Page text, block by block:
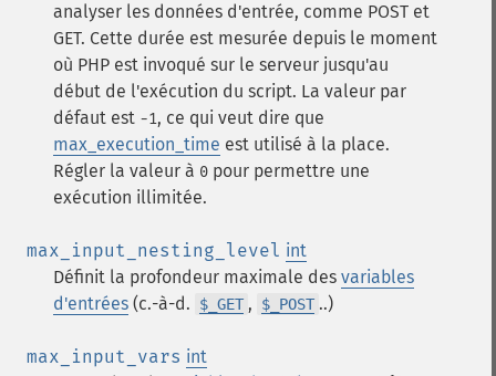
analyser les données d'entrée, comme POST et
GET. Cette durée est mesurée depuis le moment
où PHP est invoqué sur le serveur jusqu'au
début de l'exécution du script. La valeur par
défaut est -1, ce qui veut dire que
max_execution_time est utilisé à la place.
Régler la valeur à 0 pour permettre une
exécution illimitée.
max_input_nesting_level int
Définit la profondeur maximale des variables
d'entrées (c.-à-d. $_GET , $_POST ..)
max_input_vars int